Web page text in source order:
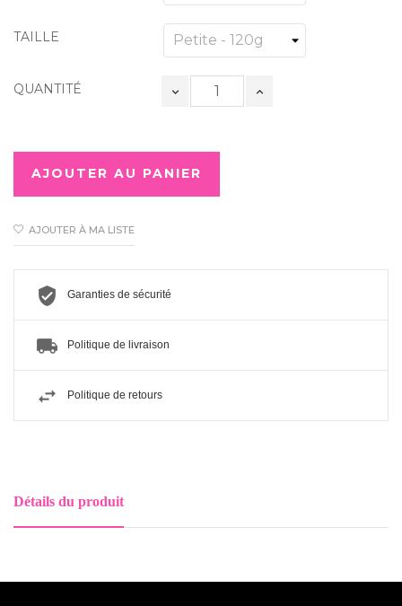
TAILLE
QUANTITÉ
AJOUTER AU PANIER
AJOUTER À MA LISTE
Garanties de sécurité
Politique de livraison
Politique de retours
Détails du produit